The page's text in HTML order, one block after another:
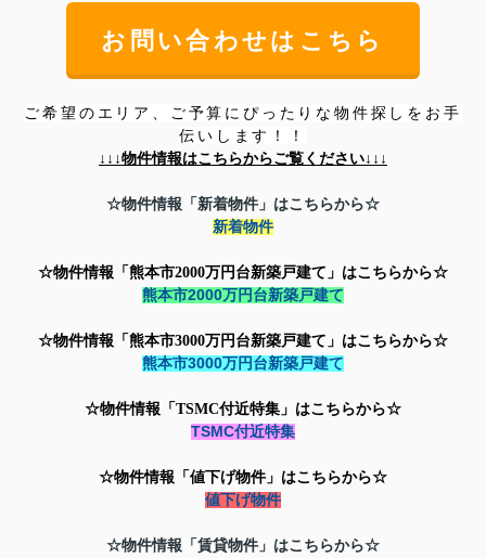
お問い合わせはこちら
ご希望のエリア、ご予算にぴったりな物件探しをお手
伝いします！！
↓↓↓物件情報はこちらからご覧ください↓↓↓
☆物件情報「新着物件」はこちらから☆
新着物件
☆物件情報「熊本市2000万円台新築戸建て」はこちらから☆
熊本市2000万円台新築戸建て
☆物件情報「 熊本市3000万円台新築戸建て」はこちらから☆
熊本市3000万円台新築戸建て
☆物件情報「TSMC付近特集」はこちらから☆
TSMC付近特集
☆物件情報「値下げ物件」はこちらから☆
値下げ物件
☆物件情報「賃貸物件」はこちらから☆